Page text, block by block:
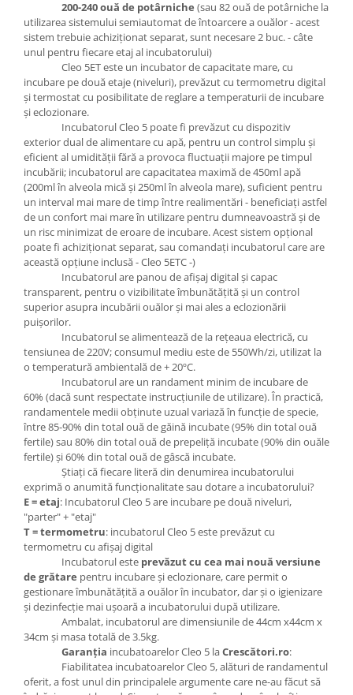
200-240 ouă de potârniche (sau 82 ouă de potârniche la
utilizarea sistemului semiautomat de întoarcere a ouălor - acest
sistem trebuie achiziţionat separat, sunt necesare 2 buc. - câte
unul pentru fiecare etaj al incubatorului)
Cleo 5ET este un incubator de capacitate mare, cu
incubare pe două etaje (niveluri), prevăzut cu termometru digital
şi termostat cu posibilitate de reglare a temperaturii de incubare
şi eclozionare.
Incubatorul Cleo 5 poate fi prevăzut cu dispozitiv
exterior dual de alimentare cu apă, pentru un control simplu şi
eficient al umidităţii fără a provoca fluctuaţii majore pe timpul
incubării; incubatorul are capacitatea maximă de 450ml apă
(200ml în alveola mică şi 250ml în alveola mare), suficient pentru
un interval mai mare de timp între realimentări - beneficiaţi astfel
de un confort mai mare în utilizare pentru dumneavoastră şi de
un risc minimizat de eroare de incubare. Acest sistem opţional
poate fi achiziţionat separat, sau comandaţi incubatorul care are
această opţiune inclusă - Cleo 5ETC -)
Incubatorul are panou de afişaj digital şi capac
transparent, pentru o vizibilitate îmbunătăţită şi un control
superior asupra incubării ouălor şi mai ales a eclozionării
puişorilor.
Incubatorul se alimentează de la reţeaua electrică, cu
tensiunea de 220V; consumul mediu este de 550Wh/zi, utilizat la
o temperatură ambientală de + 20ºC.
Incubatorul are un randament minim de incubare de
60% (dacă sunt respectate instrucţiunile de utilizare). În practică,
randamentele medii obţinute uzual variază în funcţie de specie,
între 85-90% din total ouă de găină incubate (95% din total ouă
fertile) sau 80% din total ouă de prepeliţă incubate (90% din ouăle
fertile) şi 60% din total ouă de gâscă incubate.
Ştiaţi că fiecare literă din denumirea incubatorului
exprimă o anumită funcţionalitate sau dotare a incubatorului?
E = etaj: Incubatorul Cleo 5 are incubare pe două niveluri,
"parter" + "etaj"
T = termometru: incubatorul Cleo 5 este prevăzut cu
termometru cu afişaj digital
Incubatorul este prevăzut cu cea mai nouă versiune
de grătare pentru incubare şi eclozionare, care permit o
gestionare îmbunătăţită a ouălor în incubator, dar şi o igienizare
şi dezinfecţie mai uşoară a incubatorului după utilizare.
Ambalat, incubatorul are dimensiunile de 44cm x44cm x
34cm şi masa totală de 3.5kg.
Garanţia incubatoarelor Cleo 5 laCrescători.ro:
Fiabilitatea incubatoarelor Cleo 5, alături de randamentul
oferit, a fost unul din principalele argumente care ne-au făcut să